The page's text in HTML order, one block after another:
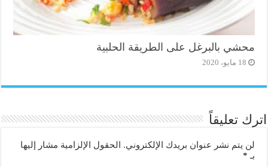
محشي بالبرغل على الطريقة الحلبية
18 مايو، 2020
اترك تعليقاً
لن يتم نشر عنوان بريدك الإلكتروني.
الحقول الإلزامية مشار إليها
بـ *